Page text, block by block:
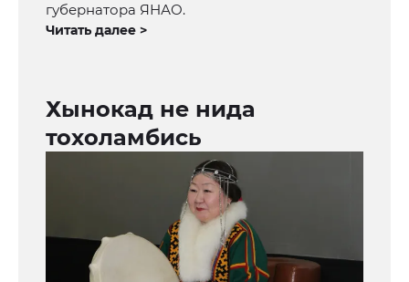
губернатора ЯНАО.
Читать далее >
Хынокад не нида
тохоламбись